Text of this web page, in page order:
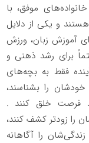
موفق، با
و یکی از دلایل
آموزش زبان، ورزش
برای رشد ذهنی و
فقط به بچه‌های
خودشان را بشناسند،
فرصت خلق کنند .
را زودتر کشف کنند،
را آگاهانه